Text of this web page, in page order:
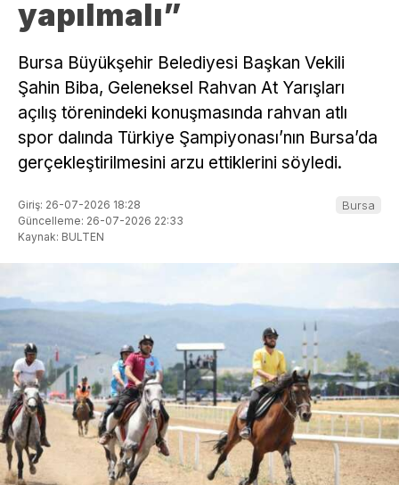
yapılmalı”
Bursa Büyükşehir Belediyesi Başkan Vekili
Şahin Biba, Geleneksel Rahvan At Yarışları
açılış törenindeki konuşmasında rahvan atlı
spor dalında Türkiye Şampiyonası’nın Bursa’da
gerçekleştirilmesini arzu ettiklerini söyledi.
Giriş: 26-07-2026 18:28
Güncelleme: 26-07-2026 22:33
Kaynak: BULTEN
Bursa